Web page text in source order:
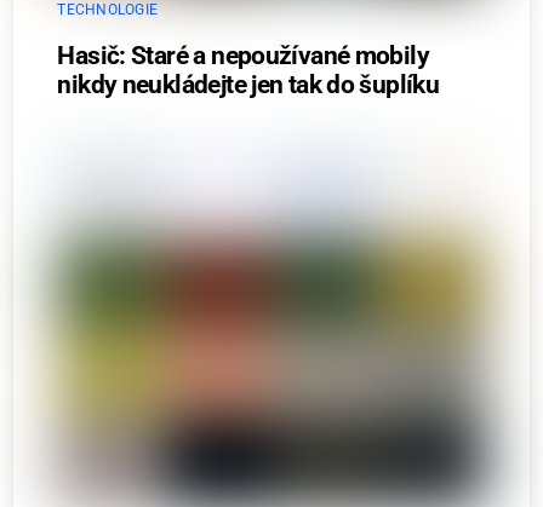
TECHNOLOGIE
Hasič: Staré a nepoužívané mobily
nikdy neukládejte jen tak do šuplíku